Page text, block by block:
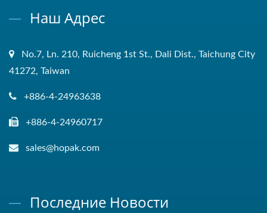
Наш Адрес
No.7, Ln. 210, Ruicheng 1st St., Dali Dist., Taichung City
41272, Taiwan
+886-4-24963638
+886-4-24960717
sales@hopak.com
Последние Новости